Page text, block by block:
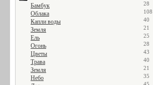
Бамбук 28
Облака 108
Капли воды 40
Земля 21
Ель 25
Огонь 28
Цветы 43
Трава 40
Земля 21
Небо 35